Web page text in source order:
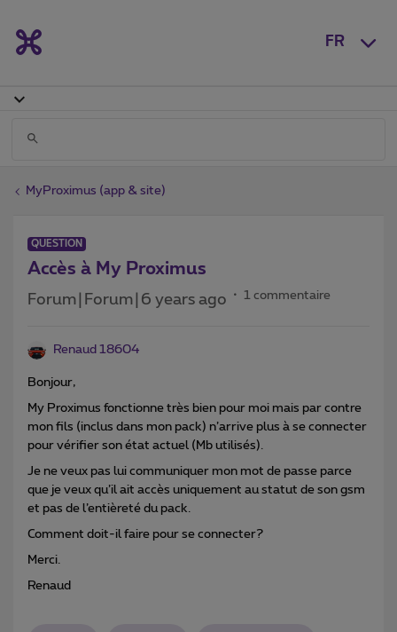
FR
MyProximus (app & site)
QUESTION
Accès à My Proximus
Forum|Forum|6 years ago 1 commentaire
Renaud 18604
Bonjour,
My Proximus fonctionne très bien pour moi mais par contre
mon fils (inclus dans mon pack) n’arrive plus à se connecter
pour vérifier son état actuel (Mb utilisés).
Je ne veux pas lui communiquer mon mot de passe parce
que je veux qu’il ait accès uniquement au statut de son gsm
et pas de l’entièreté du pack.
Comment doit-il faire pour se connecter?
Merci.
Renaud